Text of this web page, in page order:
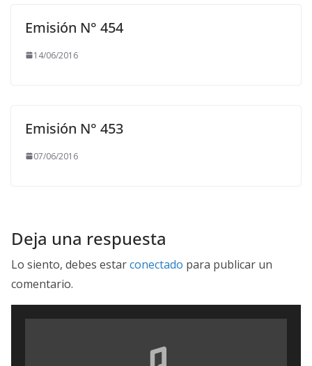
Emisión N° 454
14/06/2016
Emisión N° 453
07/06/2016
Deja una respuesta
Lo siento, debes estarconectado para publicar un
comentario.